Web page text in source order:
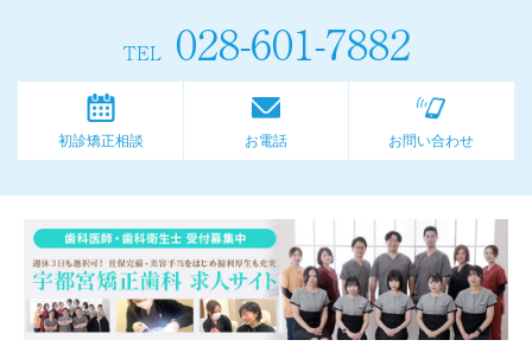
TEL028-601-7882
初診矯正相談 お電話 お問い合わせ